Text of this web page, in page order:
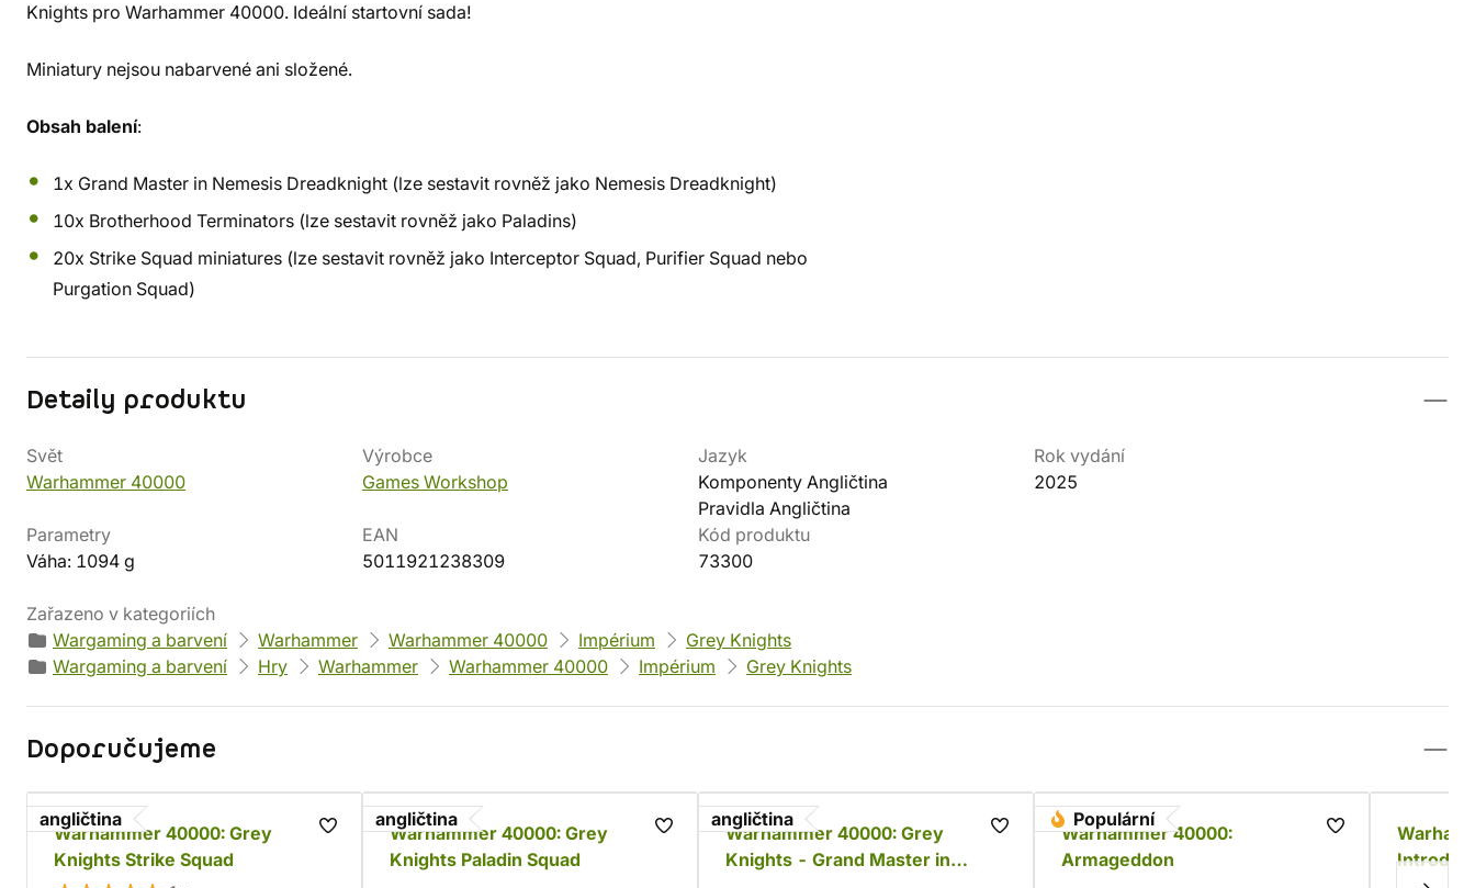
Knights pro Warhammer 40000. Ideální startovní sada!
Miniatury nejsou nabarvené ani složené.
Obsah balení:
1x Grand Master in Nemesis Dreadknight (lze sestavit rovněž jako Nemesis Dreadknight)
10x Brotherhood Terminators (lze sestavit rovněž jako Paladins)
20x Strike Squad miniatures (lze sestavit rovněž jako Interceptor Squad, Purifier Squad nebo
Purgation Squad)
Detaily produktu
Svět
Warhammer 40000
Výrobce
Games Workshop
Jazyk
Komponenty Angličtina
Pravidla Angličtina
Rok vydání
2025
Parametry
Váha: 1094 g
EAN
5011921238309
Kód produktu
73300
Zařazeno v kategoriích
Wargaming a barvení
Warhammer Warhammer 40000 Impérium
Grey Knights
Wargaming a barvení
Hry Warhammer Warhammer 40000 Impérium Grey Knights
Doporučujeme
angličtina
Warhammer 40000: Grey
Knights Strike Squad
angličtina
Warhammer 40000: Grey
Knights Paladin Squad
angličtina
Warhammer 40000: Grey
Knights - Grand Master in
Populární
Warhammer 40000:
Armageddon